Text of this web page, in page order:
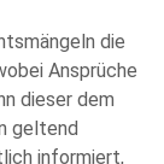
die
Ansprüche
dieser dem
geltend
informiert,